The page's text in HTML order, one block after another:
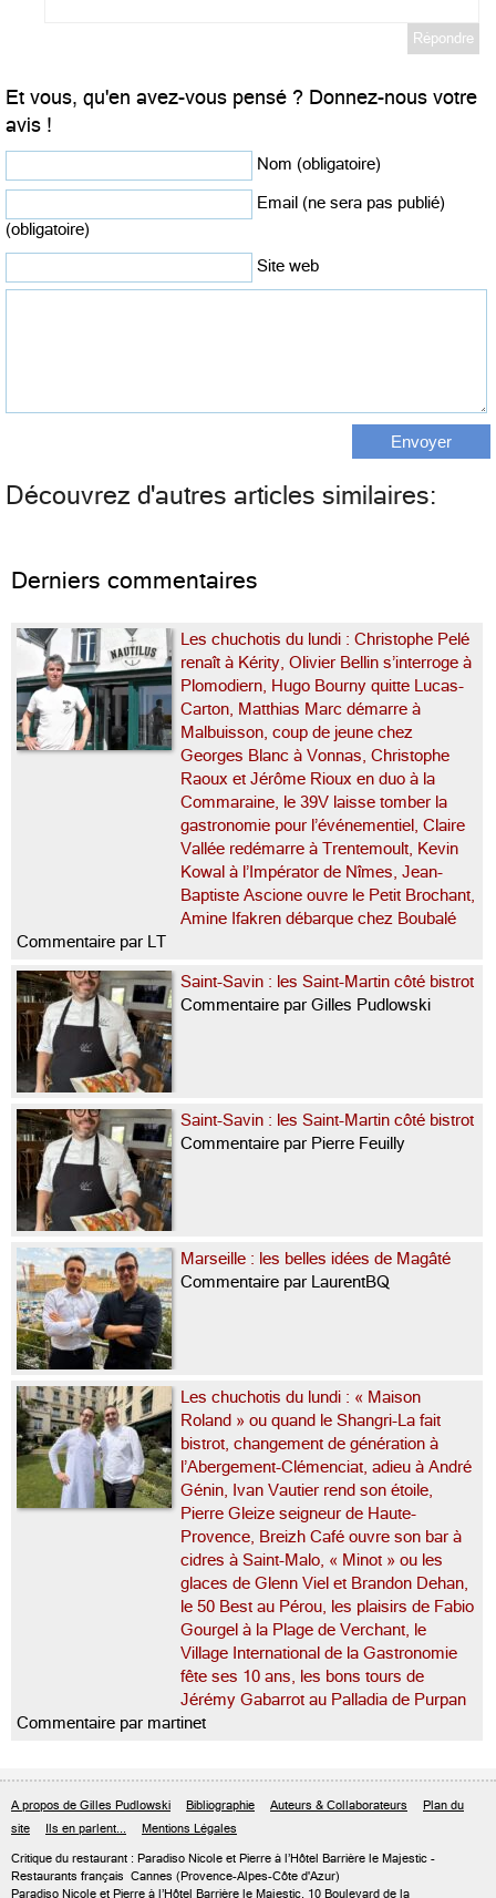
Répondre
Et vous, qu'en avez-vous pensé ? Donnez-nous votre
avis !
Nom (obligatoire)
Email (ne sera pas publié)
(obligatoire)
Site web
Découvrez d'autres articles similaires:
Derniers commentaires
Les chuchotis du lundi : Christophe Pelé
renaît à Kérity, Olivier Bellin s’interroge à
Plomodiern, Hugo Bourny quitte Lucas-
Carton, Matthias Marc démarre à
Malbuisson, coup de jeune chez
Georges Blanc à Vonnas, Christophe
Raoux et Jérôme Rioux en duo à la
Commaraine, le 39V laisse tomber la
gastronomie pour l’événementiel, Claire
Vallée redémarre à Trentemoult, Kevin
Kowal à l’Impérator de Nîmes, Jean-
Baptiste Ascione ouvre le Petit Brochant,
Amine Ifakren débarque chez Boubalé
Commentaire par LT
Saint-Savin : les Saint-Martin côté bistrot
Commentaire par Gilles Pudlowski
Saint-Savin : les Saint-Martin côté bistrot
Commentaire par Pierre Feuilly
Marseille : les belles idées de Magâté
Commentaire par LaurentBQ
Les chuchotis du lundi : « Maison
Roland » ou quand le Shangri-La fait
bistrot, changement de génération à
l’Abergement-Clémenciat, adieu à André
Génin, Ivan Vautier rend son étoile,
Pierre Gleize seigneur de Haute-
Provence, Breizh Café ouvre son bar à
cidres à Saint-Malo, « Minot » ou les
glaces de Glenn Viel et Brandon Dehan,
le 50 Best au Pérou, les plaisirs de Fabio
Gourgel à la Plage de Verchant, le
Village International de la Gastronomie
fête ses 10 ans, les bons tours de
Jérémy Gabarrot au Palladia de Purpan
Commentaire par martinet
A propos de Gilles Pudlowski Bibliographie Auteurs & Collaborateurs
Plan du
site
Ils en parlent... Mentions Légales
Critique du restaurant : Paradiso Nicole et Pierre à l’Hôtel Barrière le Majestic -
Restaurants français Cannes (Provence-Alpes-Côte d'Azur)
Paradiso Nicole et Pierre à l’Hôtel Barrière le Majestic, 10 Boulevard de la